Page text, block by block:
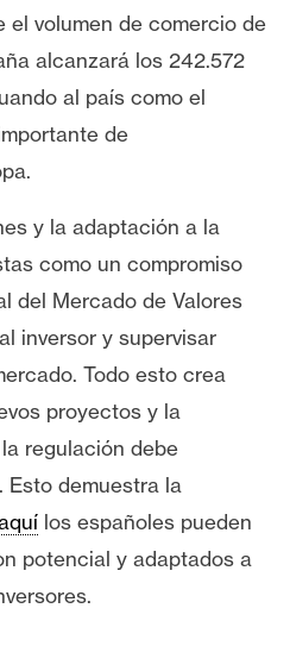
el volumen de comercio de
alcanzará los 242.572
al país como el
de
y la adaptación a la
como un compromiso
del Mercado de Valores
inversor y supervisar
Todo esto crea
proyectos y la
regulación debe
Esto demuestra la
los españoles pueden
potencial y adaptados a